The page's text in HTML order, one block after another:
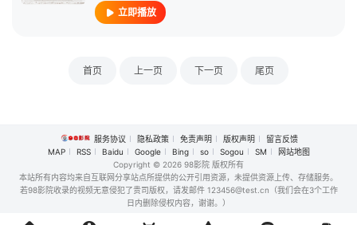
立即播放
首页 上一页 下一页 尾页
服务协议 隐私政策 免责声明 版权声明
留言反馈
MAP
RSS Baidu Google Bing so Sogou SM
网站地图
Copyright © 2026 98影院 版权所有
本站所有内容均来自互联网分享站点所提供的公开引用资源，未提供资源上传、存储服务。
若98影院收录的视频无意侵犯了贵司版权，请发邮件 123456@test.cn（我们会在3个工作
日内删除侵权内容，谢谢。）